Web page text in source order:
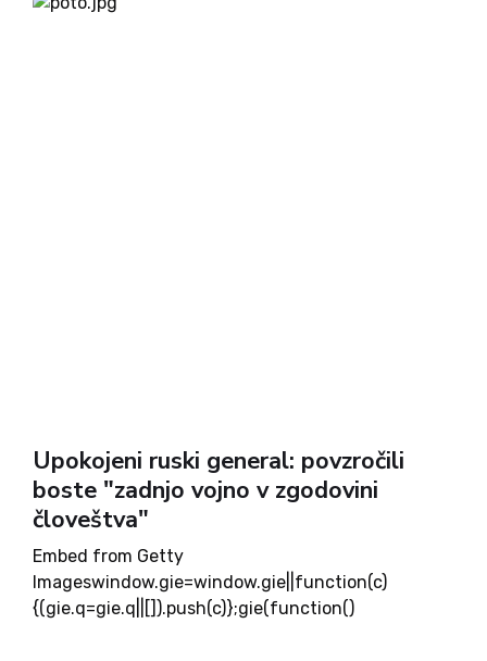
se je pred prihodom v Ljubljano na britanskem...
Upokojeni ruski general: povzročili
boste "zadnjo vojno v zgodovini
človeštva"
Embed from Getty
Imageswindow.gie=window.gie||function(c)
{(gie.q=gie.q||[]).push(c)};gie(function()